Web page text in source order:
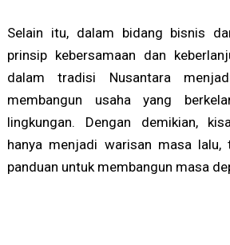
Selain itu, dalam bidang bisnis
prinsip kebersamaan dan
dalam tradisi Nusantara
membangun usaha yang
lingkungan. Dengan demikian,
hanya menjadi warisan masa
panduan untuk membangun masa